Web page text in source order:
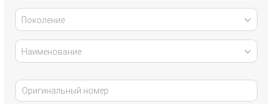
Поколение
Наименование